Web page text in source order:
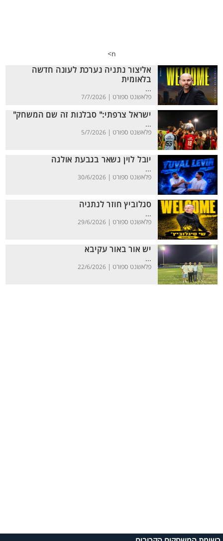
n>
אליצור נתניה נערכת לעונה חדשה
בלאומית
...
פלאשנט ספורט | 7/7/2026
ישראל צרפתי:" סבלנות זה שם המשחק"
...
פלאשנט ספורט | 5/7/2026
יובל לוין נשאר בגבעת אולגה
...
פלאשנט ספורט | 30/6/2026
סגלוביץ חוזר לנתניה
...
פלאשנט ספורט | 29/6/2026
יש אור באור עקיבא
...
פלאשנט ספורט | 22/6/2026